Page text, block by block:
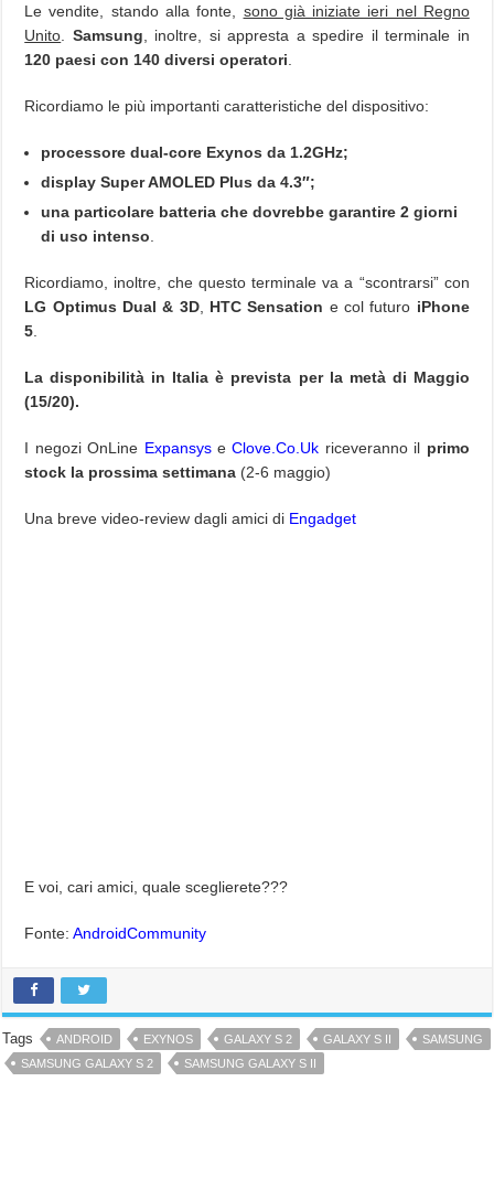
Le vendite, stando alla fonte, sono già iniziate ieri nel Regno
Unito
Samsung , inoltre, si appresta a spedire il terminale in
120 paesi con 140 diversi operatori
Ricordiamo le più importanti caratteristiche del dispositivo:
processore dual-core Exynos da 1.2GHz;
display Super AMOLED Plus da 4.3″;
una particolare batteria che dovrebbe garantire 2 giorni
di uso intenso
Ricordiamo, inoltre, che questo terminale va a “scontrarsi” con
LG Optimus Dual & 3D, HTC Sensation e col futuro iPhone
5
La disponibilità in Italia è prevista per la metà di Maggio
(15/20).
I negozi OnLine ExpansyseClove.Co.Uk riceveranno il primo
stock la prossima settimana (2-6 maggio)
Una breve video-review dagli amici di Engadget
E voi, cari amici, quale sceglierete???
Fonte:AndroidCommunity
Tags ANDROID EXYNOS GALAXY S 2 GALAXY S II
SAMSUNG
SAMSUNG GALAXY S 2
SAMSUNG GALAXY S II